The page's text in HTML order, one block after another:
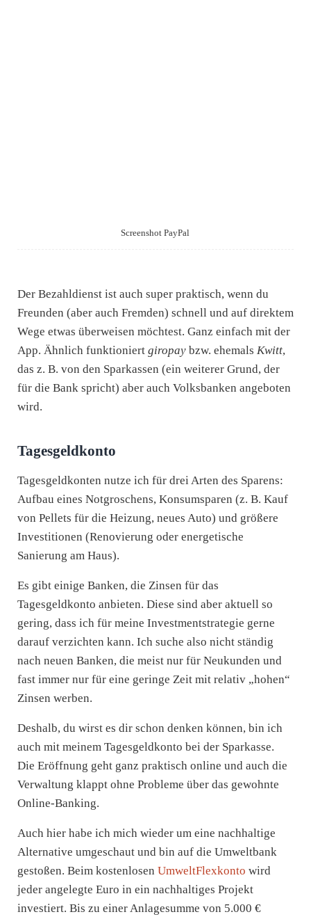
Screenshot PayPal
Der Bezahldienst ist auch super praktisch, wenn du
Freunden (aber auch Fremden) schnell und auf direktem
Wege etwas überweisen möchtest. Ganz einfach mit der
App. Ähnlich funktioniert giropaybzw. ehemals Kwitt,
das z. B. von den Sparkassen (ein weiterer Grund, der
für die Bank spricht) aber auch Volksbanken angeboten
wird.
Tagesgeldkonto
Tagesgeldkonten nutze ich für drei Arten des Sparens:
Aufbau eines Notgroschens, Konsumsparen (z. B. Kauf
von Pellets für die Heizung, neues Auto) und größere
Investitionen (Renovierung oder energetische
Sanierung am Haus).
Es gibt einige Banken, die Zinsen für das
Tagesgeldkonto anbieten. Diese sind aber aktuell so
gering, dass ich für meine Investmentstrategie gerne
darauf verzichten kann. Ich suche also nicht ständig
nach neuen Banken, die meist nur für Neukunden und
fast immer nur für eine geringe Zeit mit relativ „hohen“
Zinsen werben.
Deshalb, du wirst es dir schon denken können, bin ich
auch mit meinem Tagesgeldkonto bei der Sparkasse.
Die Eröffnung geht ganz praktisch online und auch die
Verwaltung klappt ohne Probleme über das gewohnte
Online-Banking.
Auch hier habe ich mich wieder um eine nachhaltige
Alternative umgeschaut und bin auf die Umweltbank
gestoßen. Beim kostenlosen UmweltFlexkonto wird
jeder angelegte Euro in ein nachhaltiges Projekt
investiert. Bis zu einer Anlagesumme von 5.000 €